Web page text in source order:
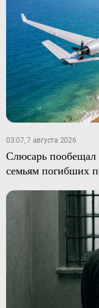
03:07, 7 августа 2026
Слюсарь
семьям погибших